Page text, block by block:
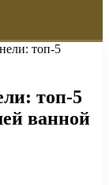
топ-5
топ-5
ванной